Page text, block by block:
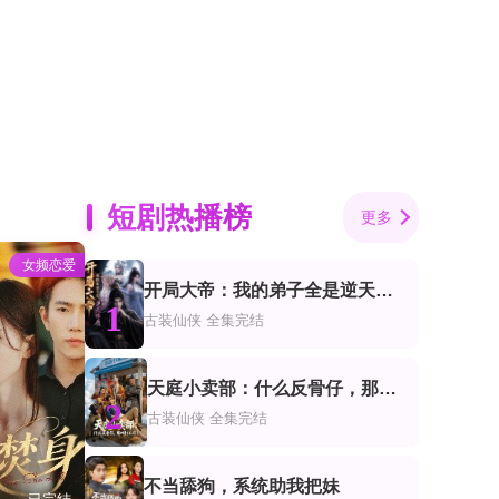
女频恋爱
短剧热播榜 更多
1
开局大帝：我的弟子全是逆天体质
古装仙侠 全集完结
2
天庭小卖部：什么反骨仔，那叫打工仔！
古装仙侠 全集完结
不当舔狗，系统助我把妹